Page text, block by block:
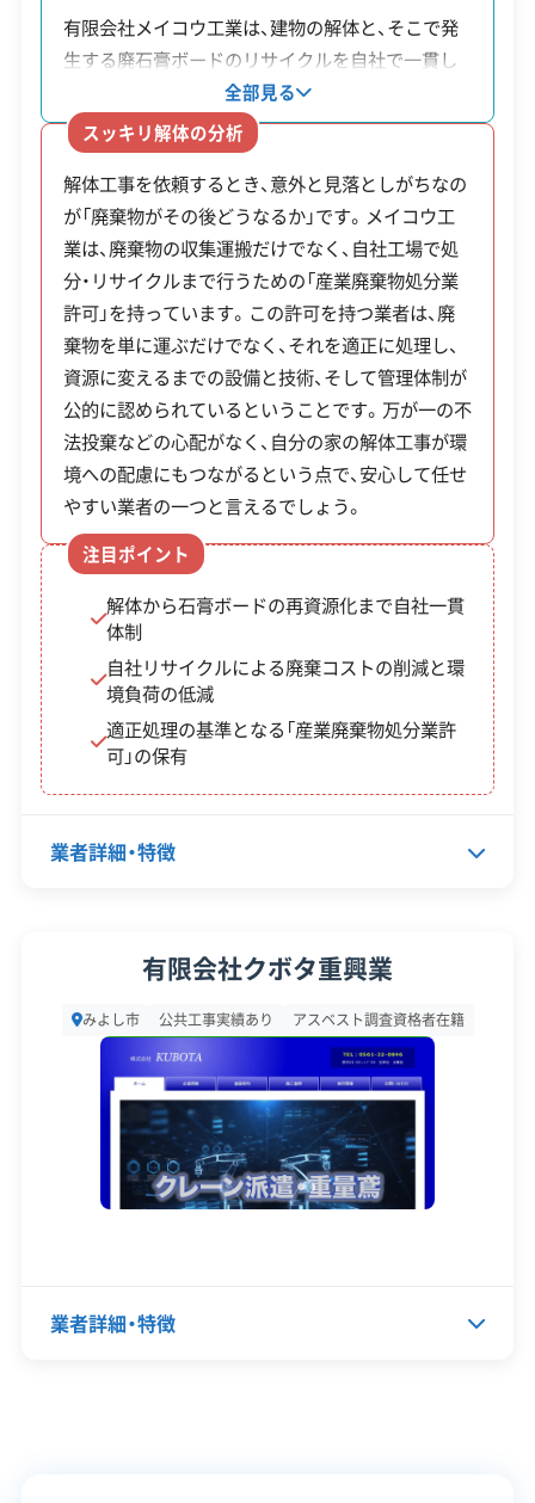
みよし市の解体工事で出たコンクリートガラ
などの産業廃棄物は、市の美化センターでは処
分できません。必ず許可を持つ専門業者に依頼
し、適切に処理してもらう必要があります。
解体工事で出たコンクリートガラや木くずといっ
た産業廃棄物は、日進市・東郷町と共同運営の「尾三
衛生組合（東郷美化センター）」へ直接持ち込むこと
はできません。この施設はあくまで一般家庭のごみ
を処理する場所だからです。
また、搬入できるのは原則として住民本人だけなの
で、業者が代わりに持ち込むことも不可能です。だ
からこそ、解体工事は必ず愛知県の産業廃棄物収集
運搬業許可を持つ正規の業者に依頼し、民間の処理
施設へ正しく運んでもらう必要があります。
見積もりを見た際に、もし処分費が極端に安い業者
認してください。
みよし市での解体工事を成功させ
狭い道が多い南部というエリアご
との違いをしっかり把握すること
です。特に南部では市の手厚い測量
費補助を活かした道路の拡幅を、北
部では盛土造成地のリスクを考え
詳しい業者を選ぶことが大切です。
建物構造 木造
対応業務
産業廃棄物収集運搬業
産業廃棄物処分業
公式HP 公式サイトを見る
許可番号
【建設業許可】
愛知県知事：第071138号
【産業廃棄物収集運搬業許可】
愛知県知事：第02310084074号
【産業廃棄物処分業許可】
愛知県知事：第02320084074号
全部見る
この解体業者の特徴
企業経
験・規模
中間処理場保有 重機保有
対応工事 土木工事
保有資格
産業廃棄物収集運搬業許可
産業廃棄物処分業許可
安全対
策・リス
ク管理
顧客対
有限会社メイコウ工業は、建物の解体と、そこで発
生する廃石膏ボードのリサイクルを自社で一貫し
て行っています。自社の工場で廃石膏ボードを石膏
の粉末にまでリサイクルすることで、廃棄物にかか
る費用を抑えています。この事業には、取得基準の
厳しい「産業廃棄物処分業許可」が必要です。同社
はこの許可を保有しているため、解体で出た廃棄物
が最終的にどう処理されるかまで、責任を持って管
理していることが分かります。
全部見る
スッキリ解体の分析
解体工事を依頼するとき、意外と見落としがちなの
が「廃棄物がその後どうなるか」です。メイコウ工
業は、廃棄物の収集運搬だけでなく、自社工場で処
分・リサイクルまで行うための「産業廃棄物処分業
許可」を持っています。この許可を持つ業者は、廃
棄物を単に運ぶだけでなく、それを適正に処理し、
資源に変えるまでの設備と技術、そして管理体制が
公的に認められているということです。万が一の不
法投棄などの心配がなく、自分の家の解体工事が環
境への配慮にもつながるという点で、安心して任せ
やすい業者の一つと言えるでしょう。
注目ポイント
解体から石膏ボードの再資源化まで自社一貫
体制
自社リサイクルによる廃棄コストの削減と環
境負荷の低減
適正処理の基準となる「産業廃棄物処分業許
可」の保有
業者詳細・特徴
-17
2005年11月25日
300万円
電話番号 0561-33-2526
対応エリア
有限会社クボタ重興業
みよし市 公共工事実績あり アスベスト調査資格者在籍
業者詳細・特徴